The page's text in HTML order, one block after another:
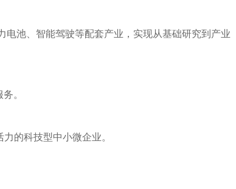
电池、智能驾驶等配套产业，实现从基础研究到产业
。
的科技型中小微企业。